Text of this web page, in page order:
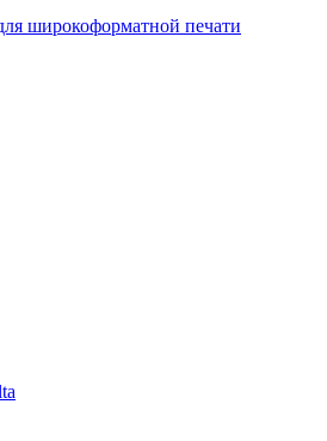
широкоформатной печати